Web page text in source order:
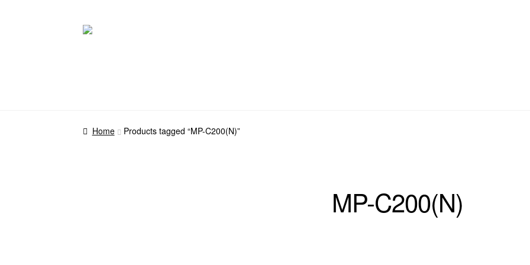
Pular
Pular
Home Products tagged “MP-C200(N)”
MP-C200(N)